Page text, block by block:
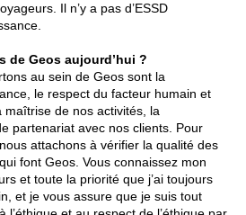
Il n’y a pas d’ESSD
de Geos aujourd’hui ?
au sein de Geos sont la
le respect du facteur humain et
de nos activités, la
partenariat avec nos clients. Pour
attachons à vérifier la qualité des
font Geos. Vous connaissez mon
et toute la priorité que j’ai toujours
et je vous assure que je suis tout